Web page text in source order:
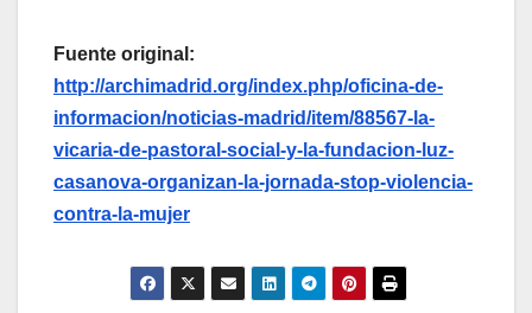
Fuente original:
http://archimadrid.org/index.php/oficina-de-
informacion/noticias-madrid/item/88567-la-
vicaria-de-pastoral-social-y-la-fundacion-luz-
casanova-organizan-la-jornada-stop-violencia-
contra-la-mujer